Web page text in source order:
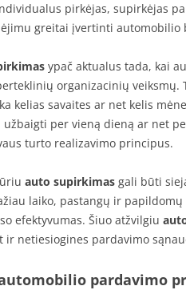
pirkėjas, supirkėjas
greitai įvertinti automobilio
ypač aktualus tada, kai
organizacinių veiksmų.
kelias savaites ar net kelis
per vieną dieną ar net
turto realizavimo principus.
auto supirkimas gali būti
laiko, pastangų ir
efektyvumas. Šiuo atžvilgiu
ir netiesiogines pardavimo
pardavimo